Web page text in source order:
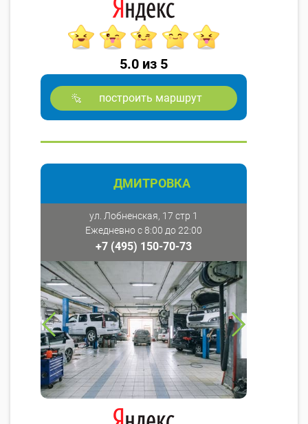
5.0 из 5
построить маршрут
ДМИТРОВКА
ул. Лобненская, 17 стр 1
Ежедневно с 8:00 до 22:00
+7 (495) 150-70-73